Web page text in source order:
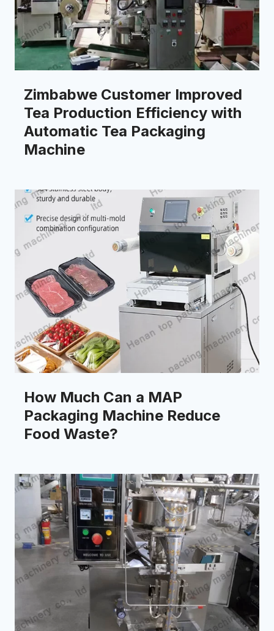
Zimbabwe Customer Improved
Tea Production Efficiency with
Automatic Tea Packaging
Machine
How Much Can a MAP
Packaging Machine Reduce
Food Waste?